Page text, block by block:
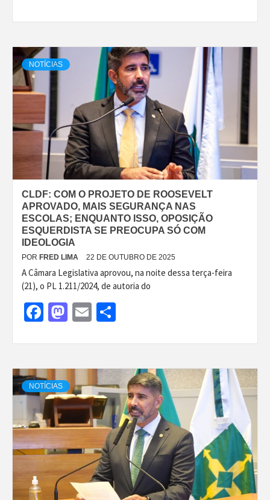
NOTÍCIAS
CLDF: COM O PROJETO DE ROOSEVELT
APROVADO, MAIS SEGURANÇA NAS
ESCOLAS; ENQUANTO ISSO, OPOSIÇÃO
ESQUERDISTA SE PREOCUPA SÓ COM
IDEOLOGIA
POR FRED LIMA 22 DE OUTUBRO DE 2025
A Câmara Legislativa aprovou, na noite dessa terça-feira
(21), o PL 1.211/2024, de autoria do
Facebook
Mastodon
Email
NOTÍCIAS